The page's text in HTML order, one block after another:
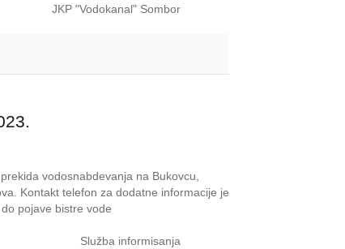
JKP "Vodokanal" Sombor
vodosnabdevanja na Bukovcu,
Kontakt telefon za dodatne informacije je
pojave bistre vode
Služba informisanja